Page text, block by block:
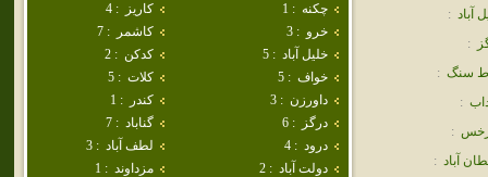
چکنه :
1 كاريز :
4
خرو :
3 كاشمر :
7
خليل آباد :
5 كدكن :
2
خواف :
5 كلات :
5
داورزن :
3 كندر :
1
درگز
:
6 گناباد :
7
درود :
4 لطف آباد :
3
دولت آباد :
2 مزداوند :
1
آباد :
:
سنگ :
:
:
آباد :